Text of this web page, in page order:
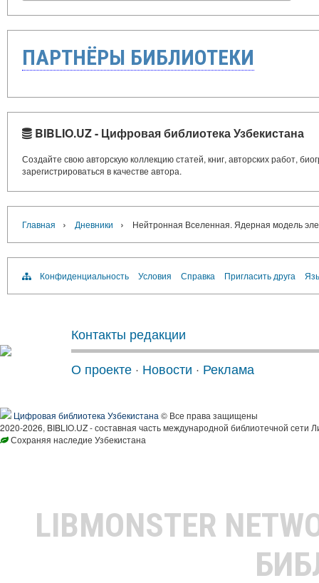
ПАРТНЁРЫ БИБЛИОТЕКИ
BIBLIO.UZ - Цифровая библиотека Узбекистана
Создайте свою авторскую коллекцию статей, книг, авторских работ,
зарегистрироваться в качестве автора.
Главная › Дневники › Нейтронная Вселенная. Ядерная модель
Конфиденциальность Условия Справка Пригласить друга
Контакты редакции
О проекте · Новости · Реклама
Цифровая библиотека Узбекистана © Все права защищены
2020-2026, BIBLIO.UZ - составная часть международной библиотечной сети
Сохраняя наследие Узбекистана
LIBMONSTER